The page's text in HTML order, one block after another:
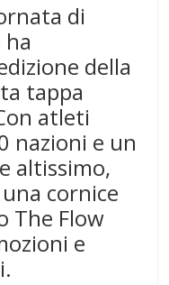
di
della
tappa
atleti
nazioni e un
altissimo,
cornice
The Flow
e